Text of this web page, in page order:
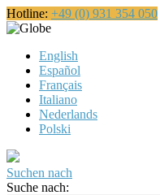
Hotline: +49 (0) 931 354 050
English
Español
Français
Italiano
Nederlands
Polski
Suchen nach
Suche nach: